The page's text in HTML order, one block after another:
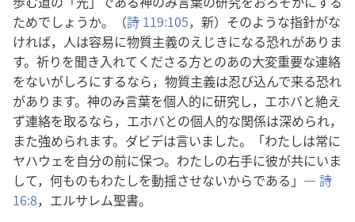
ためでしょうか。（詩 119:105，新）そのような指針がな
ければ，人は容易に物質主義のえじきになる恐れがありま
す。祈りを聞き入れてくださる方とのあの大変重要な連絡
をないがしろにするなら，物質主義は忍び込んで来る恐れ
があります。神のみ言葉を個人的に研究し，エホバと絶え
ず連絡を取るなら，エホバとの個人的な関係は深められ，
また強められます。ダビデは言いました。「わたしは常に
ヤハウェを自分の前に保つ。わたしの右手に彼が共にいま
して，何ものもわたしを動揺させないからである」― 詩
16:8，エルサレム聖書。